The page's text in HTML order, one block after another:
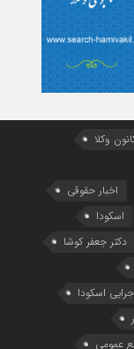
وکلا
اخبار حقوقی
اسکودا
دکتر جعفر کوشا
اسکودا
عمومی